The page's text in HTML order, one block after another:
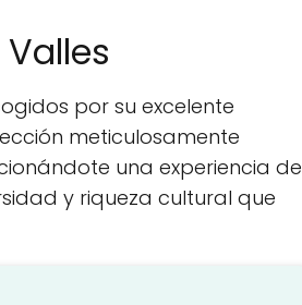
por su excelente
meticulosamente
una experiencia de
y riqueza cultural que